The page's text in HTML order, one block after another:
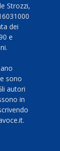
Strozzi,
dei
e
sono
autori
in